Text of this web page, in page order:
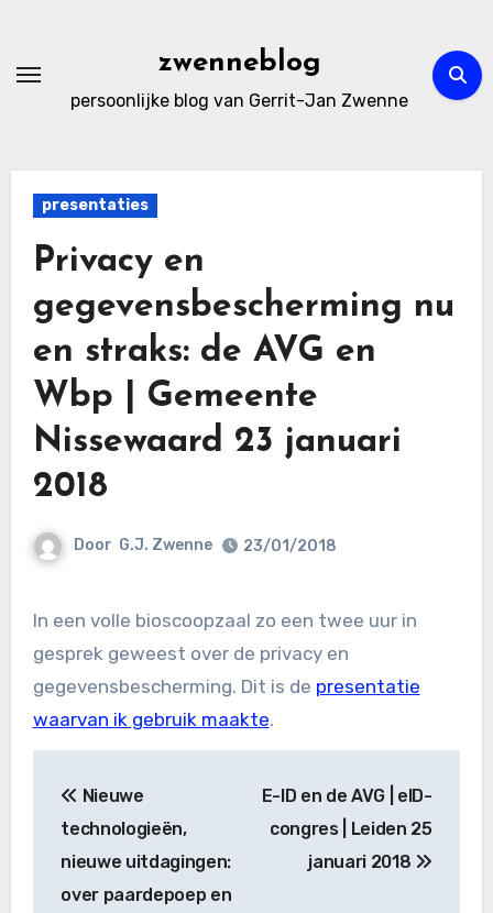
de
zwenneblog
persoonlijke blog van Gerrit-Jan Zwenne
presentaties
Privacy en
gegevensbescherming nu
en straks: de AVG en
Wbp | Gemeente
Nissewaard 23 januari
2018
Door G.J. Zwenne 23/01/2018
In een volle bioscoopzaal zo een twee uur in
gesprek geweest over de privacy en
gegevensbescherming. Dit is de presentatie
waarvan ik gebruik maakte.
navigatie
Nieuwe
technologieën,
nieuwe uitdagingen:
over paardepoep en
E-ID en de AVG | eID-
congres | Leiden 25
januari 2018